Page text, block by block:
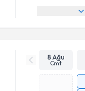
8 Ağu
Cmt